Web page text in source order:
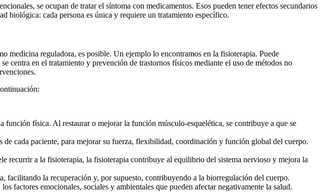
se ocupan de tratar el síntoma con medicamentos. Esos pueden tener efectos secundarios
biológica: cada persona es única y requiere un tratamiento específico.
medicina reguladora, es posible. Un ejemplo lo encontramos en la fisioterapia. Puede
centra en el tratamiento y prevención de trastornos físicos mediante el uso de métodos no
física. Al restaurar o mejorar la función músculo-esquelética, se contribuye a que se
cada paciente, para mejorar su fuerza, flexibilidad, coordinación y función global del cuerpo.
recurrir a la fisioterapia, la fisioterapia contribuye al equilibrio del sistema nervioso y mejora la
facilitando la recuperación y, por supuesto, contribuyendo a la biorregulación del cuerpo.
factores emocionales, sociales y ambientales que pueden afectar negativamente la salud.